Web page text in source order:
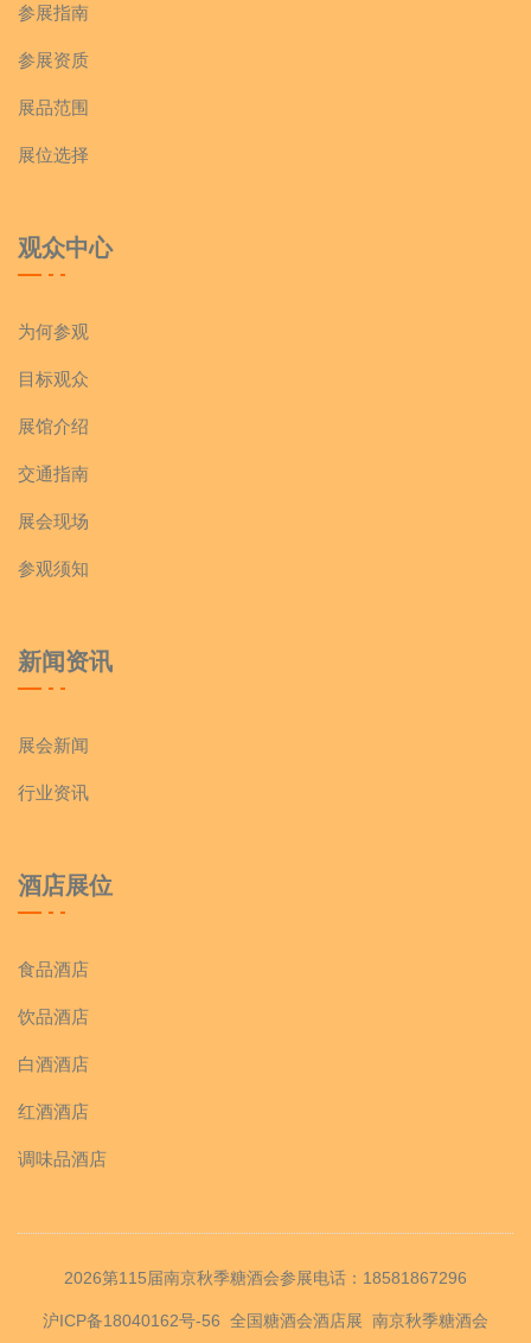
参展指南
参展资质
展品范围
展位选择
观众中心
为何参观
目标观众
展馆介绍
交通指南
展会现场
参观须知
新闻资讯
展会新闻
行业资讯
酒店展位
食品酒店
饮品酒店
白酒酒店
红酒酒店
调味品酒店
2026第115届南京秋季糖酒会参展电话：18581867296
沪ICP备18040162号-56 全国糖酒会酒店展 南京秋季糖酒会